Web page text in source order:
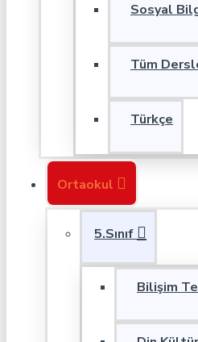
Sosyal
Tüm
Türkçe
Ortaokul
5.Sınıf
Bilişim